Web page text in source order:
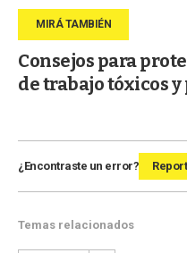
Consejos para
de trabajo tóxicos
¿Encontraste un error?
Temas relacionados